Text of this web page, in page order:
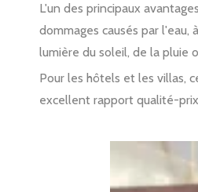
L'un des principaux
dommages causés par
lumière du soleil, de la pluie
Pour les hôtels et les villas,
excellent rapport qualité-